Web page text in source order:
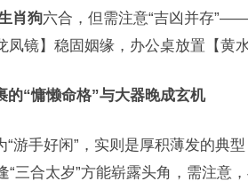
肖狗六合，但需注意“吉凶并存
凤镜】稳固姻缘，办公桌放置【黄
的“慵懒命格”与大器晚成玄机
“游手好闲”，实则是厚积薄发的典
“三合太岁”方能崭露头角，需注意